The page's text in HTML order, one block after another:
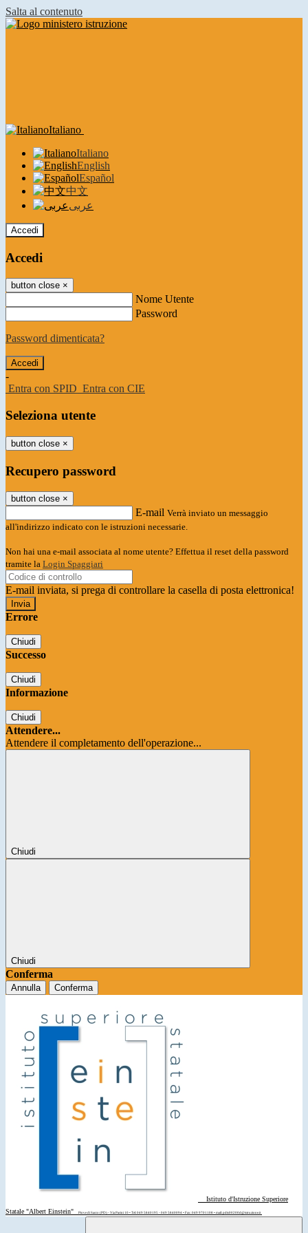
Salta al contenuto
Italiano
Italiano
English
Español
中文
عربى
Accedi
Accedi
button close ×
Nome Utente
Password
Password dimenticata?
-
Entra con SPID Entra con CIE
Seleziona utente
button close ×
Recupero password
button close ×
E-mail Verrà inviato un messaggio
all'indirizzo indicato con le istruzioni necessarie.
Non hai una e-mail associata al nome utente? Effettua il reset della password
tramite la Login Spaggiari
E-mail inviata, si prega di controllare la casella di posta elettronica!
Errore
Chiudi
Successo
Chiudi
Informazione
Chiudi
Attendere...
Attendere il completamento dell'operazione...
Chiudi
Chiudi
Conferma
Annulla Conferma
Istituto d'Istruzione Superiore
Statale "Albert Einstein"
Piove di Sacco (PD) - Via Parini 10 • Tel: 049 5840195 - 049 5840094 • Fax: 049 9701108 • mail: pdis00200d@istruzione.it